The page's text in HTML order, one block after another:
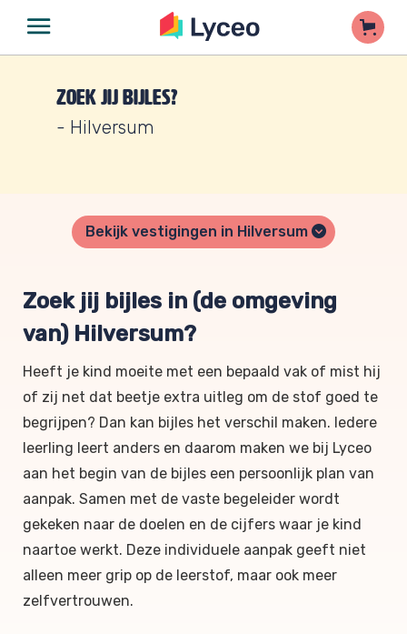
Zoek jij bijles?
- Hilversum
Bekijk vestigingen in Hilversum
Zoek jij bijles in (de omgeving
van) Hilversum?
Heeft je kind moeite met een bepaald vak of mist hij
of zij net dat beetje extra uitleg om de stof goed te
begrijpen? Dan kan bijles het verschil maken. Iedere
leerling leert anders en daarom maken we bij Lyceo
aan het begin van de bijles een persoonlijk plan van
aanpak. Samen met de vaste begeleider wordt
gekeken naar de doelen en de cijfers waar je kind
naartoe werkt. Deze individuele aanpak geeft niet
alleen meer grip op de leerstof, maar ook meer
zelfvertrouwen.